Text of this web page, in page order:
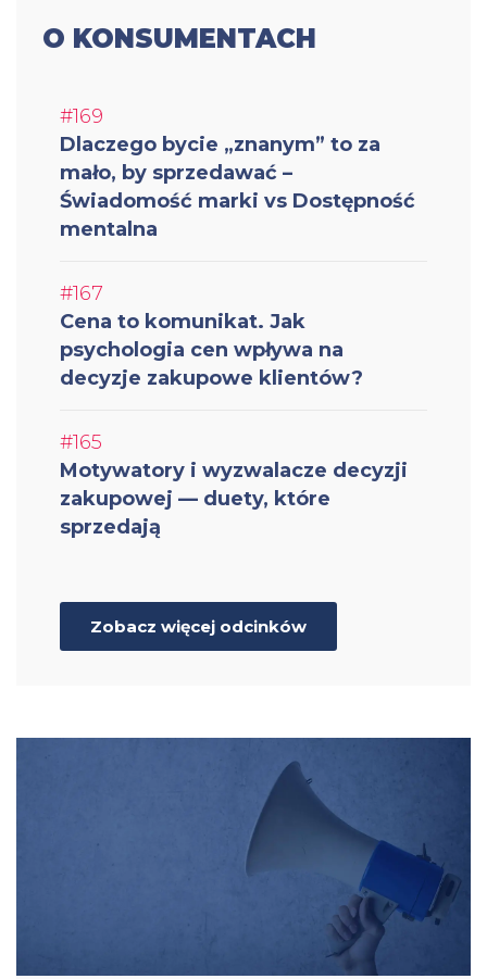
O KONSUMENTACH
#169
Dlaczego bycie „znanym” to za
mało, by sprzedawać –
Świadomość marki vs Dostępność
mentalna
#167
Cena to komunikat. Jak
psychologia cen wpływa na
decyzje zakupowe klientów?
#165
Motywatory i wyzwalacze decyzji
zakupowej — duety, które
sprzedają
Zobacz więcej odcinków